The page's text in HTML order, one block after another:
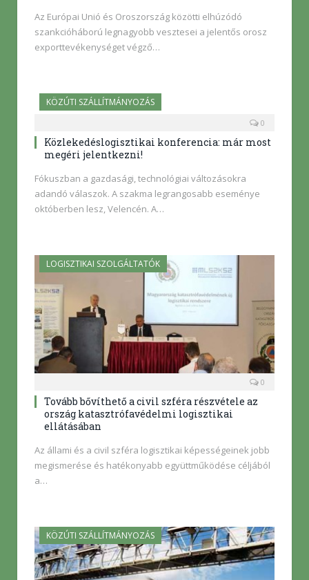
Az Európai Unió és Oroszország közötti elhúzódó
szankcióháború legnagyobb vesztesei a jelentős orosz
exporttevékenységet végző…
KÖZÚTI SZÁLLÍTMÁNYOZÁS
0
Közlekedéslogisztikai konferencia: már most
megéri jelentkezni!
Fókuszban a gazdasági, technológiai változásokra
adandó válaszok. A szakma legrangosabb eseménye
októberben lesz, Velencén. A…
LOGISZTIKAI SZOLGÁLTATÓK
0
Tovább bővíthető a civil szféra részvétele az
ország katasztrófavédelmi logisztikai
ellátásában
Az állami és a civil szféra logisztikai képességeinek jobb
megismerése és hatékonyabb együttműködése céljából
a…
KÖZÚTI SZÁLLÍTMÁNYOZÁS